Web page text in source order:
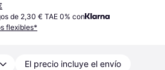
de 2,30 € TAE 0% con
flexibles*
El precio incluye el envío